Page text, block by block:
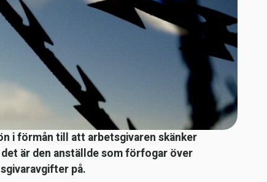
i förmån till att arbetsgivaren skänker
är den anställde som förfogar över
på.